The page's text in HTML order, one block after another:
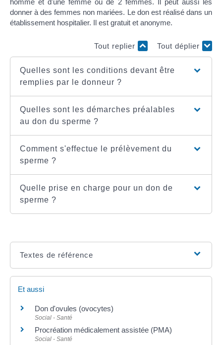
donner à des femmes non mariées. Le don est réalisé dans un
établissement hospitalier. Il est gratuit et anonyme.
Tout replier Tout déplier
Quelles sont les conditions devant être
remplies par le donneur ?
Quelles sont les démarches préalables
au don du sperme ?
Comment s'effectue le prélèvement du
sperme ?
Quelle prise en charge pour un don de
sperme ?
Textes de référence
Et aussi
Don d'ovules (ovocytes)
Social - Santé
Procréation médicalement assistée (PMA)
Social - Santé